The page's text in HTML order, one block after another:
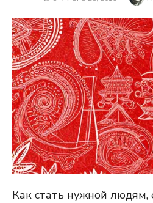
Как стать нужной людям,